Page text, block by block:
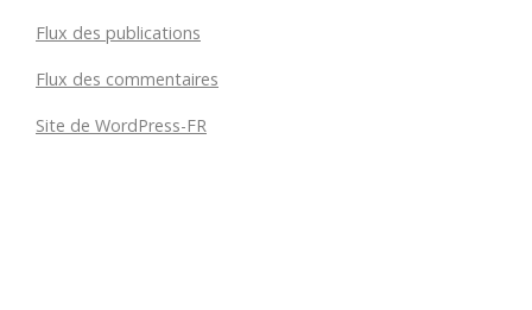
Flux des publications
Flux des commentaires
Site de WordPress-FR